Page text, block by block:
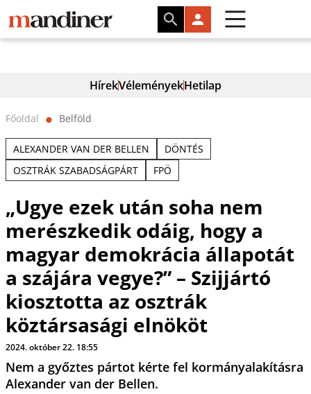
HírekVéleményekHetilap
Főoldal ⬤ Belföld
ALEXANDER VAN DER BELLEN
DÖNTÉS
OSZTRÁK SZABADSÁGPÁRT
FPÖ
„Ugye ezek után soha nem
merészkedik odáig, hogy a
magyar demokrácia állapotát
a szájára vegye?” – Szijjártó
kiosztotta az osztrák
köztársasági elnököt
2024. október 22. 18:55
Nem a győztes pártot kérte fel kormányalakításra
Alexander van der Bellen.